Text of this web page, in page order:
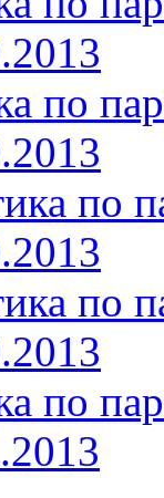
по
по
по
по